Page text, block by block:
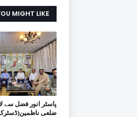
MIGHT LIKE
پاسٹر انور فضل سے
ضلعی